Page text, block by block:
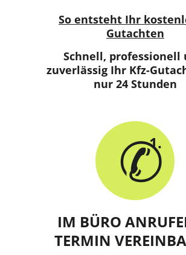
So entsteht Ihr
Gutachten
Schnell, professionell
zuverlässig Ihr Kfz-
nur 24 Stunden
✆
1.
IM BÜRO
TERMIN